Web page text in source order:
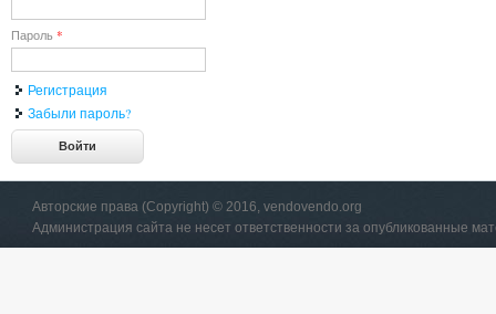
Пароль *
Регистрация
Забыли пароль?
Авторские права (Copyright) © 2016, vendovendo.org
Администрация сайта не несет ответственности за опубликованные